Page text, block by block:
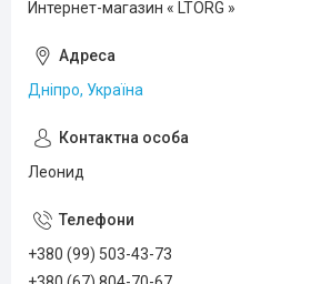
Интернет-магазин « LTORG »
Дніпро, Україна
Леонид
+380 (99) 503-43-73